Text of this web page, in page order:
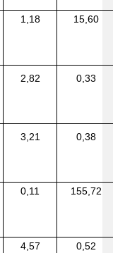
1,18 15,60
2,82 0,33
3,21 0,38
0,11 155,72
4,57 0,52